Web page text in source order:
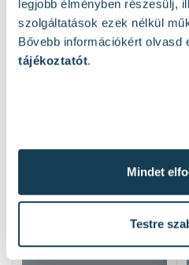
legjobb élményben részesülj,
szolgáltatások ezek nélkül
Bővebb információkért olvasd
tájékoztatót.
Mindet
Testre